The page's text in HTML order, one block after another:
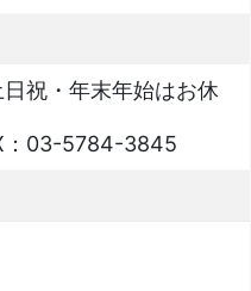
祝・年末年始はお休
03-5784-3845